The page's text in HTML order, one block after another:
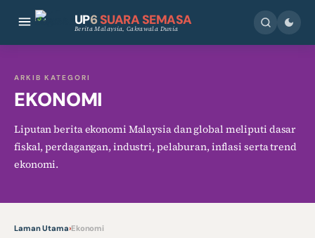
UP6 SUARA SEMASA
Berita Malaysia, Cakrawala Dunia
ARKIB KATEGORI
EKONOMI
Liputan berita ekonomi Malaysia dan global meliputi dasar
fiskal, perdagangan, industri, pelaburan, inflasi serta trend
ekonomi.
Laman Utama›Ekonomi